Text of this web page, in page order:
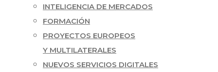
INTELIGENCIA DE MERCADOS
FORMACIÓN
PROYECTOS EUROPEOS
Y MULTILATERALES
NUEVOS SERVICIOS DIGITALES